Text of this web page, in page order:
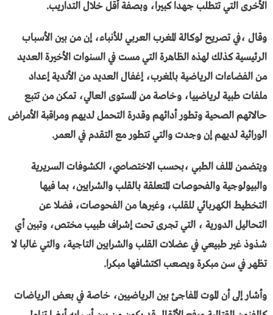
الأخرى التي تتطلب جهدا كبيرا، وبصفة أقل خلال التداريب.
وقال ،في تصريح لوكالة المغرب العربي للأنباء، إن من بين الأسباب
الرئيسية كذلك لهذه الظاهرة التي مست في السنوات الأخيرة العديد
من الفضاءات الرياضية بالمغرب، إغفال العديد من الأندية إعداد
ملفات طبية لرياضييا، وخاصة من المستوى العالي، تمكن من تتبع
حالاتهم الصحية وتطور أدائهم وقدرة التحمل لديهم ومراقبة الأمراض
الوراثية لديهم إن وجدت والتي تتطور مع التقدم في العمر.
ويتضمن الملف الطبي ،بحسب الاختصاصي، الكشوفات السريرية
والبيولوجية والفحوصات المتعلقة بالقلب والشرايين، بما فيها
التخطيط الكهربائي للقلب، وغيرها من الفحوصات، فضلا عن
التحاليل الدورية ، التي تجرى تحت إشراف طبيب مختص، وتبين أي
شذوذ غير طبيعي في عضلات القلب والشرايين التاجية، والتي غالبا لا
تظهر في سن مبكرة ويصعب اكتشافها مبكرا.
وأشار إلى أن الموت المفاجئ بين الرياضيين، خاصة في بعض الرياضات